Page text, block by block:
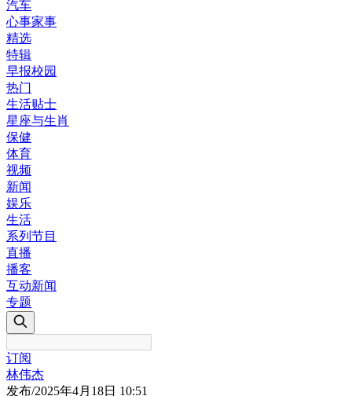
汽车
心事家事
精选
特辑
早报校园
热门
生活贴士
星座与生肖
保健
体育
视频
新闻
娱乐
生活
系列节目
直播
播客
互动新闻
专题
订阅
林伟杰
发布/2025年4月18日 10:51